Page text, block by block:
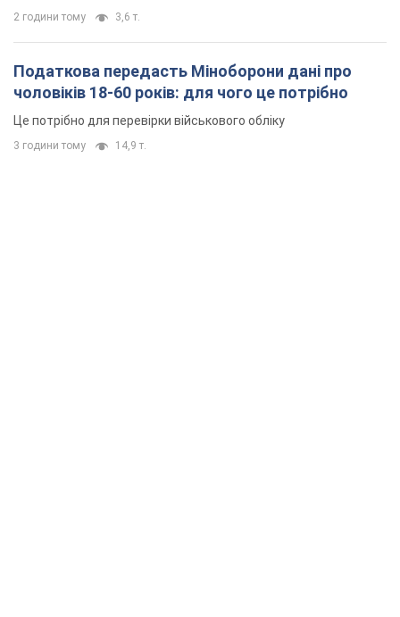
2 години тому 3,6 т.
Податкова передасть Міноборони дані про
чоловіків 18-60 років: для чого це потрібно
Це потрібно для перевірки військового обліку
3 години тому 14,9 т.